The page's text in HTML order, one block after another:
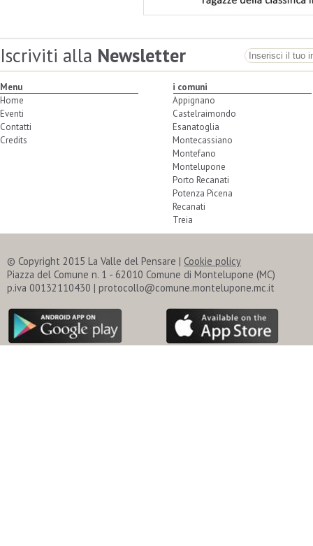
Iscriviti alla Newsletter
Menu
Home
Eventi
Contatti
Credits
i comuni
Appignano
Castelraimondo
Esanatoglia
Montecassiano
Montefano
Montelupone
Porto Recanati
Potenza Picena
Recanati
Treia
© Copyright 2015 La Valle del Pensare | Cookie policy
Piazza del Comune n. 1 - 62010 Comune di Montelupone (MC)
p.iva 00132110430 | protocollo@comune.montelupone.mc.it